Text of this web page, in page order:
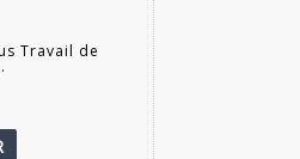
Travail de